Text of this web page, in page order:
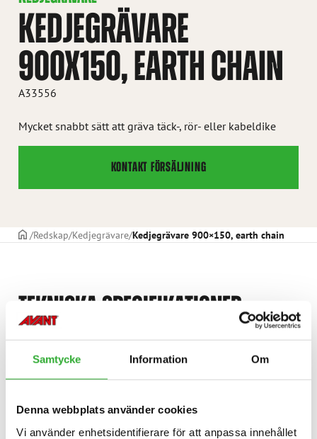
Samtycke Information Om
Denna webbplats använder cookies
Vi använder enhetsidentifierare för att anpassa innehållet
KEDJEGRÄVARE
900X150, EARTH CHAIN
A33556
Mycket snabbt sätt att gräva täck-, rör- eller kabeldike
KONTAKT FÖRSÄLJNING
STARTSIDAN
Redskap Kedjegrävare Kedjegrävare 900×150, earth chain
TEKNISKA SPECIFIKATIONER
OLJEFLÖDESOMRÅDE
ARBETSBREDD